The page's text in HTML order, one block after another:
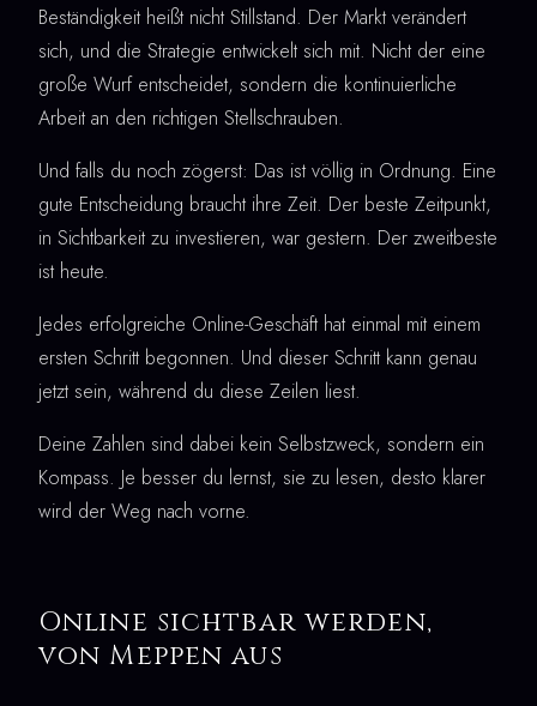
Beständigkeit heißt nicht Stillstand. Der Markt verändert
sich, und die Strategie entwickelt sich mit. Nicht der eine
große Wurf entscheidet, sondern die kontinuierliche
Arbeit an den richtigen Stellschrauben.
Und falls du noch zögerst: Das ist völlig in Ordnung. Eine
gute Entscheidung braucht ihre Zeit. Der beste Zeitpunkt,
in Sichtbarkeit zu investieren, war gestern. Der zweitbeste
ist heute.
Jedes erfolgreiche Online-Geschäft hat einmal mit einem
ersten Schritt begonnen. Und dieser Schritt kann genau
jetzt sein, während du diese Zeilen liest.
Deine Zahlen sind dabei kein Selbstzweck, sondern ein
Kompass. Je besser du lernst, sie zu lesen, desto klarer
wird der Weg nach vorne.
Online sichtbar werden,
von Meppen aus